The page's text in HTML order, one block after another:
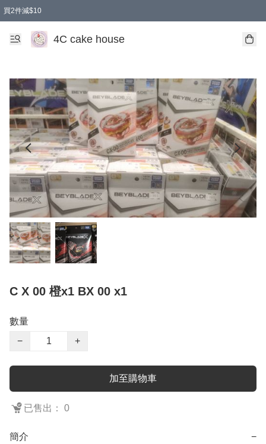
買2件減$10
任選兩件減$10
買兩盒減$10
買兩件減$10
買2件減$10
4C cake house
C X 00 橙x1 BX 00 x1
數量
−
+
加至購物車
已售出： 0
簡介 −